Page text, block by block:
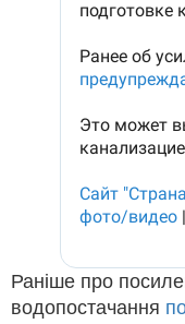
Раніше про
водопостачання